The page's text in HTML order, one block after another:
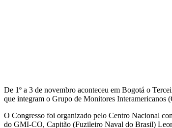
De 1º a 3 de novembro aconteceu em Bogotá o
que integram o Grupo de Monitores Interamericanos
O Congresso foi organizado pelo Centro Nacional
do GMI-CO, Capitão (Fuzileiro Naval do Brasil)